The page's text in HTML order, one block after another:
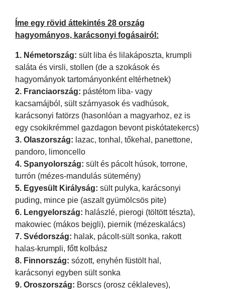
Íme egy rövid áttekintés 28 ország
hagyományos, karácsonyi fogásairól:
1. Németország: sült liba és lilakáposzta, krumpli
saláta és virsli, stollen (de a szokások és
hagyományok tartományonként eltérhetnek)
2. Franciaország: pástétom liba- vagy
kacsamájból, sült szárnyasok és vadhúsok,
karácsonyi fatörzs (hasonlóan a magyarhoz, ez is
egy csokikrémmel gazdagon bevont piskótatekercs)
3. Olaszország: lazac, tonhal, tőkehal, panettone,
pandoro, limoncello
4. Spanyolország: sült és pácolt húsok, torrone,
turrón (mézes-mandulás sütemény)
5. Egyesült Királyság: sült pulyka, karácsonyi
puding, mince pie (aszalt gyümölcsös pite)
6. Lengyelország: halászlé, pierogi (töltött tészta),
makowiec (mákos bejgli), piernik (mézeskalács)
7. Svédország: halak, pácolt-sült sonka, rakott
halas-krumpli, főtt kolbász
8. Finnország: sózott, enyhén füstölt hal,
karácsonyi egyben sült sonka
9. Oroszország: Borscs (orosz céklaleves),